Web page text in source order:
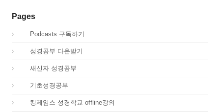
Pages
Podcasts 구독하기
성경공부 다운받기
새신자 성경공부
기초성경공부
킹제임스 성경학교 offline강의